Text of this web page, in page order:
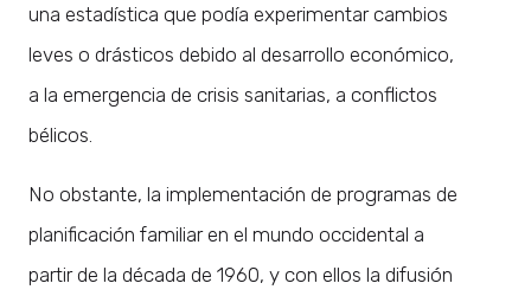
una estadística que podía experimentar cambios
leves o drásticos debido al desarrollo económico,
a la emergencia de crisis sanitarias, a conflictos
bélicos.
No obstante, la implementación de programas de
planificación familiar en el mundo occidental a
partir de la década de 1960, y con ellos la difusión